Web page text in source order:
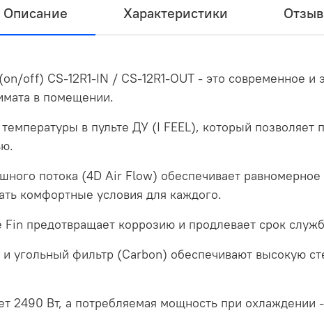
Описание Характеристики
off) CS-12R1-IN / CS-12R1-OUT - это современное
в помещении.
в пульте ДУ (I FEEL), который позволяет
потока (4D Air Flow) обеспечивает
комфортные условия для каждого.
предотвращает коррозию и продлевает срок
угольный фильтр (Carbon) обеспечивают высокую
2490 Вт, а потребляемая мощность при охлаждении